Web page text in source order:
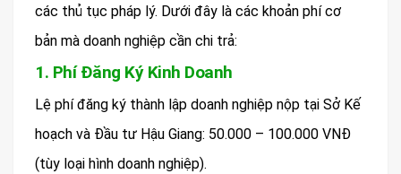
các thủ tục pháp lý. Dưới đây là các khoản phí cơ
bản mà doanh nghiệp cần chi trả:
1. Phí Đăng Ký Kinh Doanh
Lệ phí đăng ký thành lập doanh nghiệp nộp tại Sở Kế
hoạch và Đầu tư Hậu Giang: 50.000 – 100.000 VNĐ
(tùy loại hình doanh nghiệp).